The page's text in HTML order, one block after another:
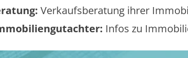
Verkaufsberatung ihrer
Infos zu